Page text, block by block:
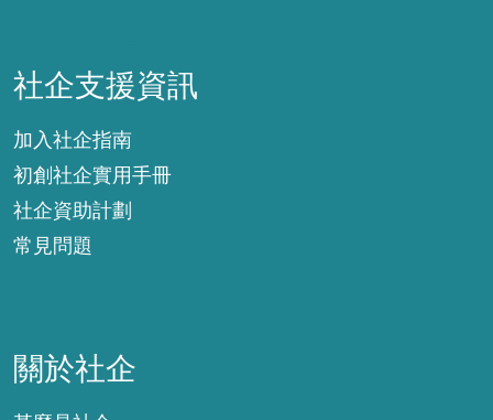
社企支援資訊
加入社企指南
初創社企實用手冊
社企資助計劃
常見問題
關於社企